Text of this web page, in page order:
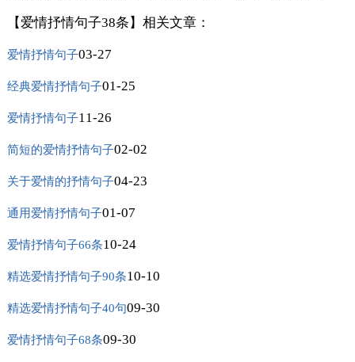
【爱情抒情句子38条】相关文章：
爱情抒情句子03-27
经典爱情抒情句子01-25
爱情抒情句子11-26
简短的爱情抒情句子02-02
关于爱情的抒情句子04-23
通用爱情抒情句子01-07
爱情抒情句子66条10-24
精选爱情抒情句子90条10-10
精选爱情抒情句子40句09-30
爱情抒情句子68条09-30